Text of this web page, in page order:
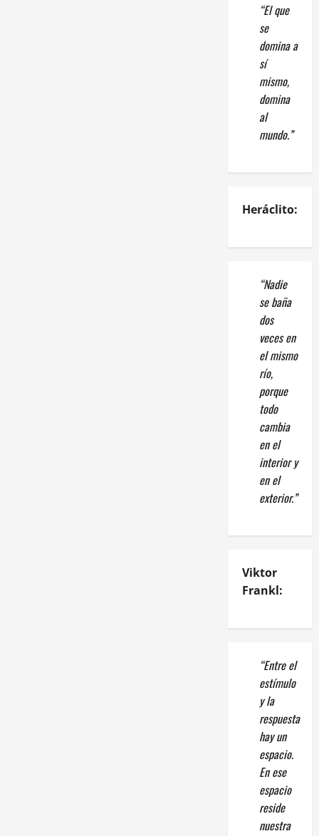
“El que
se
domina a
sí
mismo,
domina
al
mundo.”
Heráclito:
“Nadie
se baña
dos
veces en
el mismo
río,
porque
todo
cambia
en el
interior y
en el
exterior.”
Viktor
Frankl:
“Entre el
estímulo
y la
respuesta
hay un
espacio.
En ese
espacio
reside
nuestra